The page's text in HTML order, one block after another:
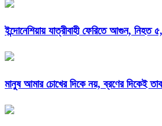
ইন্দোনেশিয়ায় যাত্রীবাহী ফেরিতে আগুন, নিহত
মানুষ আমার চোখের দিকে নয়, ব্রণের দিকেই